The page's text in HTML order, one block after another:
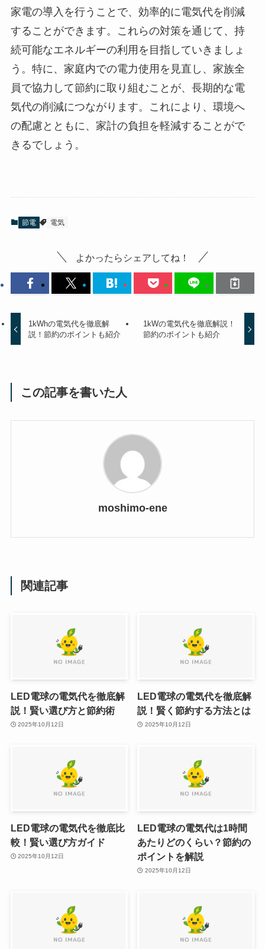
家電の導入を行うことで、効率的に電気代を削減
することができます。これらの対策を通じて、持
続可能なエネルギーの利用を目指していきましょ
う。特に、家庭内での電力使用を見直し、家族全
員で協力して節約に取り組むことが、長期的な電
気代の削減につながります。これにより、環境へ
の配慮とともに、家計の負担を軽減することがで
きるでしょう。
節電 電気
よかったらシェアしてね！
1kWhの電気代を徹底解
説！節約のポイントも紹介
1kWの電気代を徹底解説！
節約のポイントも紹介
この記事を書いた人
moshimo-ene
関連記事
LED電球の電気代を徹底解
説！賢い選び方と節約術
2025年10月12日
LED電球の電気代を徹底解
説！賢く節約する方法とは
2025年10月12日
LED電球の電気代を徹底比
較！賢い選び方ガイド
2025年10月12日
LED電球の電気代は1時間
あたりどのくらい？節約の
ポイントを解説
2025年10月12日